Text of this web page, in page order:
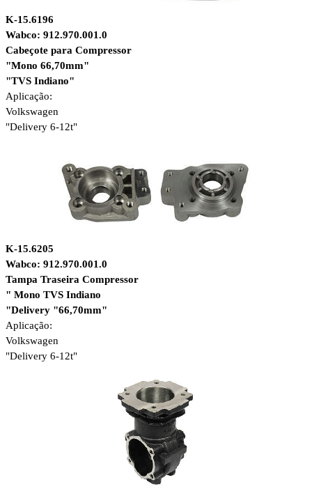
K-15.6196
Wabco: 912.970.001.0
Cabeçote para Compressor
"Mono 66,70mm"
"TVS Indiano"
Aplicação:
Volkswagen
"Delivery 6-12t"
K-15.6205
Wabco: 912.970.001.0
Tampa Traseira Compressor
" Mono TVS Indiano
"Delivery "66,70mm"
Aplicação:
Volkswagen
"Delivery 6-12t"